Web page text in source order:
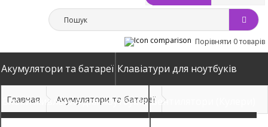
Порівняти 0 товарів
Акумулятори та батареї Клавіатури для ноутбуків
Блоки живлення для ноутбуків Вентилятори (Кулери)
Главная Акумулятори та батареї